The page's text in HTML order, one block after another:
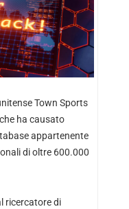
Town Sports
ha causato
appartenente
di oltre 600.000
ricercatore di